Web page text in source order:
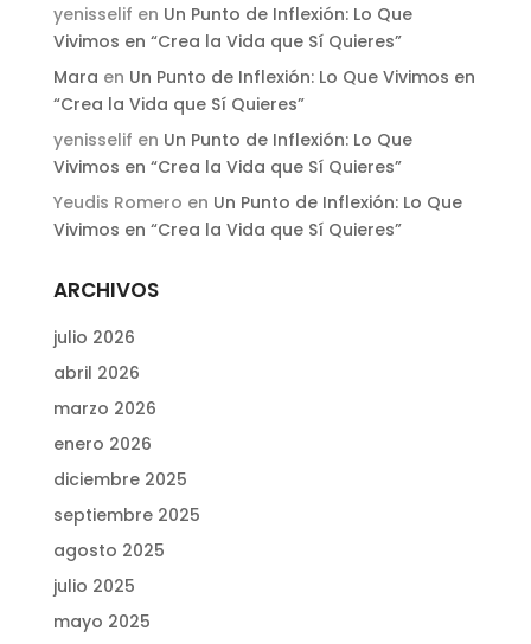
yenisselif en Un Punto de Inflexión: Lo Que
Vivimos en “Crea la Vida que Sí Quieres”
Mara en Un Punto de Inflexión: Lo Que Vivimos en
“Crea la Vida que Sí Quieres”
yenisselif en Un Punto de Inflexión: Lo Que
Vivimos en “Crea la Vida que Sí Quieres”
Yeudis Romero en Un Punto de Inflexión: Lo Que
Vivimos en “Crea la Vida que Sí Quieres”
ARCHIVOS
julio 2026
abril 2026
marzo 2026
enero 2026
diciembre 2025
septiembre 2025
agosto 2025
julio 2025
mayo 2025